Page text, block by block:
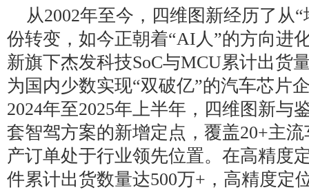
从2002年至今，四维图新经历了从
份转变，如今正朝着“AI人”的方向进
新旗下杰发科技SoC与MCU累计出货
为国内少数实现“双破亿”的汽车芯片
2024年至2025年上半年，四维图新与
套智驾方案的新增定点，覆盖20+主
产订单处于行业领先位置。在高精度
件累计出货数量达500万+，高精度定